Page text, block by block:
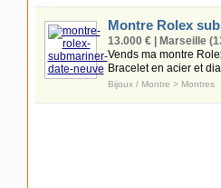
Montre Rolex
13.000 € | Marseille
Vends ma montre
Bracelet en acier et
Bijoux / Montre > Montres